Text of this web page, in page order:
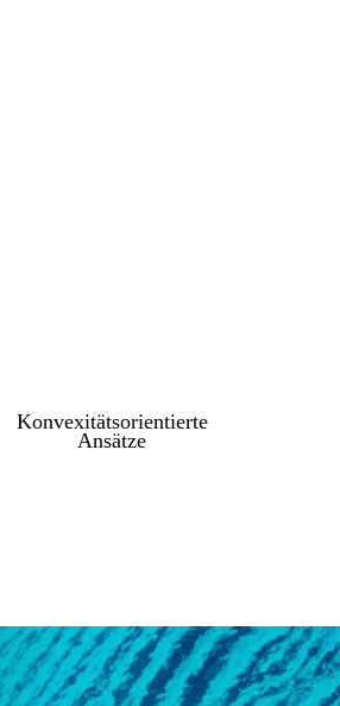
Konvexitätsorientierte
Ansätze